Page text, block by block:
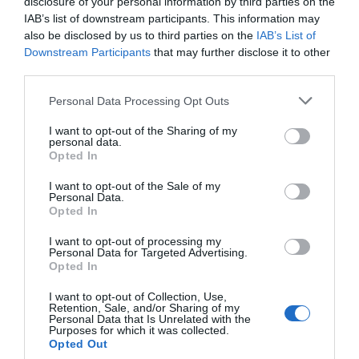
IAB’s list of downstream participants. This information may
also be disclosed by us to third parties on the IAB’s List of
Downstream Participants that may further disclose it to other
Personal Data Processing Opt Outs
I want to opt-out of the Sharing of my
personal data.
Opted In
I want to opt-out of the Sale of my
Personal Data.
Opted In
I want to opt-out of processing my
Personal Data for Targeted Advertising.
Opted In
I want to opt-out of Collection, Use,
Retention, Sale, and/or Sharing of my
Personal Data that Is Unrelated with the
Purposes for which it was collected.
Opted Out
balanç de les empreses fins
a rebentar-les per dins: és el
deute baratescampat
massivament pels mercats
en èpoques de tipus
d’interès baixos
Amb els exemples vistos de Grifols i Celsa, amb
menys li vindrà al cap elBarça, que també pateix
aquesta patologia de l’endeutament mòrbid i que
sobreviu amb la fragilitat d’un castell de cartes.
Només donant un cop d’ull a les xifres més
bàsiques ja trobem motius per tremolar pel futur